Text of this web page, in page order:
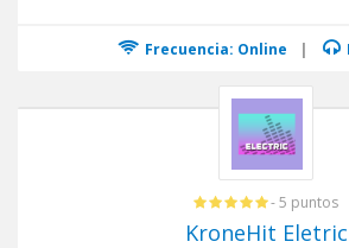
Frecuencia: Online |
- 5 puntos
KroneHit Eletric